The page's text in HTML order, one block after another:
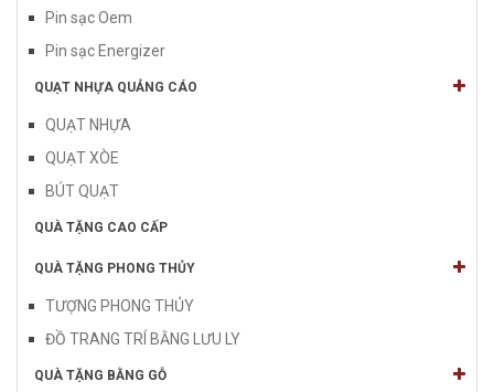
Pin sạc Oem
Pin sạc Energizer
QUẠT NHỰA QUẢNG CÁO
QUẠT NHỰA
QUẠT XÒE
BÚT QUẠT
QUÀ TẶNG CAO CẤP
QUÀ TẶNG PHONG THỦY
TƯỢNG PHONG THỦY
ĐỒ TRANG TRÍ BẰNG LƯU LY
QUÀ TẶNG BẰNG GỖ